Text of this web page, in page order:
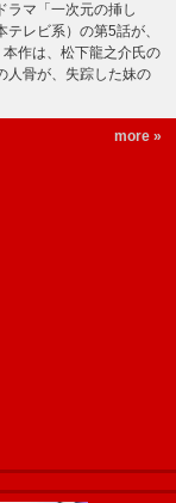
マ「一次元の挿し
レビ系）の第5話が、
作は、松下龍之介氏の
人骨が、失踪した妹の
more »